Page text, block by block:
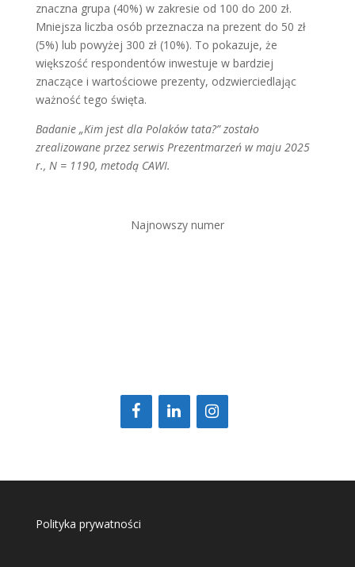
znaczna grupa (40%) w zakresie od 100 do 200 zł.
Mniejsza liczba osób przeznacza na prezent do 50 zł
(5%) lub powyżej 300 zł (10%). To pokazuje, że
większość respondentów inwestuje w bardziej
znaczące i wartościowe prezenty, odzwierciedlając
ważność tego święta.
Badanie „Kim jest dla Polaków tata?” zostało
zrealizowane przez serwis Prezentmarzeń w maju 2025
r., N = 1190, metodą CAWI.
Najnowszy numer
Polityka prywatności